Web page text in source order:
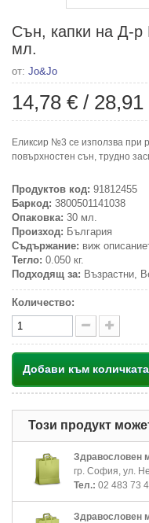
Сън, капки на Д-
мл.
от: Jo&Jo
14,78 € / 28,91
Еликсир №3 се използва при
повърхностен сън, трудно
Продуктов код: 91812455
Баркод: 3800501141038
Опаковка: 30 мл.
Произход: България
Съдържание: виж
Тегло: 0.050 кг.
Подходящ за: Възрастни,
Количество:
Добави към количката
Този продукт
Здравословен
гр. София, ул.
Тел.: 02 483 73
Здравословен